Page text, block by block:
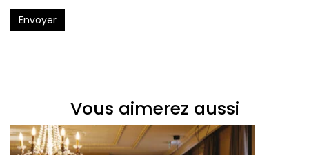
Envoyer
Vous aimerez aussi